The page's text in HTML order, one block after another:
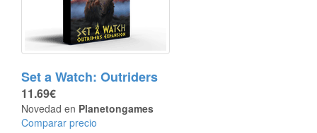
Set a Watch: Outriders
11.69€
Novedad en Planetongames
Comparar precio